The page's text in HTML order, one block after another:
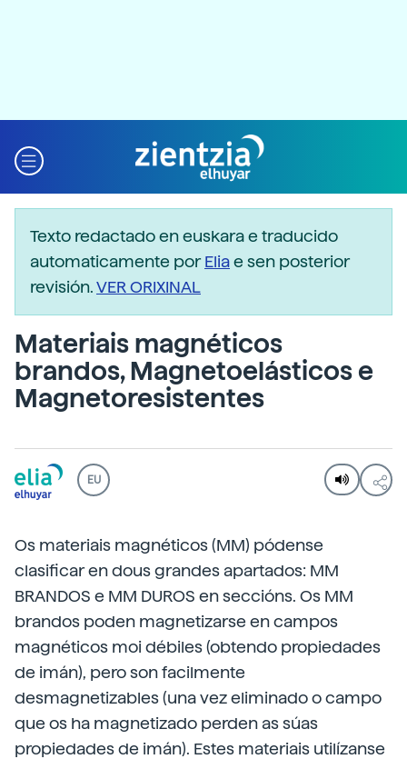
Texto redactado en euskara e traducido
automaticamente porEliae sen posterior
revisión.VER ORIXINAL
Materiais magnéticos
brandos, Magnetoelásticos e
Magnetoresistentes
EU
Os materiais magnéticos (MM) pódense
clasificar en dous grandes apartados: MM
BRANDOS e MM DUROS en seccións. Os MM
brandos poden magnetizarse en campos
magnéticos moi débiles (obtendo propiedades
de imán), pero son facilmente
desmagnetizables (una vez eliminado o campo
que os ha magnetizado perden as súas
propiedades de imán). Estes materiais utilízanse